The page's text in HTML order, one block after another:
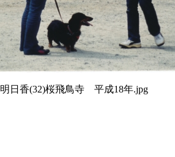
明日香(32)桜飛鳥寺 平成18年.jpg